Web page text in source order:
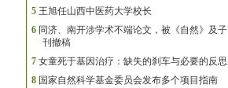
5 王旭任山西中医药大学校长
6 同济、南开涉学术不端论文，被《自然》及子
刊撤稿
7 女童死于基因治疗：缺失的刹车与必要的反思
8 国家自然科学基金委员会发布多个项目指南